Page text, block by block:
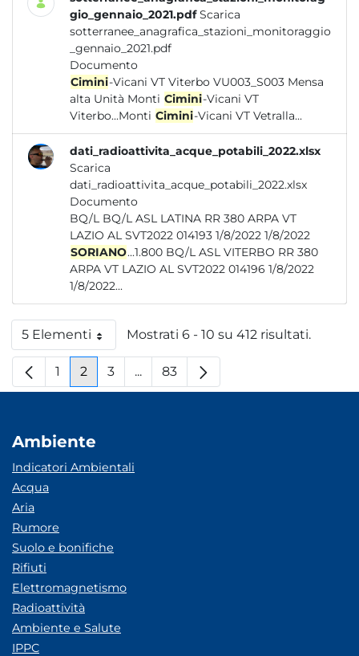
gio_gennaio_2021.pdf Scarica
sotterranee_anagrafica_stazioni_monitoraggio
_gennaio_2021.pdf
Documento
Cimini-Vicani VT Viterbo VU003_S003 Mensa
alta Unità Monti Cimini-Vicani VT
Viterbo...Monti Cimini-Vicani VT Vetralla...
dati_radioattivita_acque_potabili_2022.xlsx
Scarica
dati_radioattivita_acque_potabili_2022.xlsx
Documento
BQ/L BQ/L ASL LATINA RR 380 ARPA VT
LAZIO AL SVT2022 014193 1/8/2022 1/8/2022
SORIANO...1.800 BQ/L ASL VITERBO RR 380
ARPA VT LAZIO AL SVT2022 014196 1/8/2022
1/8/2022...
5 ElementiPer paginaMostrati 6 - 10 su 412 risultati.
Pagina
1 Pagina
2 Pagina
3 ...Pagine intermedie
Pagina
83
Ambiente
Indicatori Ambientali
Acqua
Aria
Rumore
Suolo e bonifiche
Rifiuti
Elettromagnetismo
Radioattività
Ambiente e Salute
IPPC